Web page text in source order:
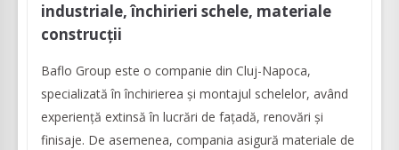
industriale, închirieri schele, materiale
construcţii
Baflo Group este o companie din Cluj-Napoca,
specializată în închirierea și montajul schelelor, având
experiență extinsă în lucrări de fațadă, renovări și
finisaje. De asemenea, compania asigură materiale de